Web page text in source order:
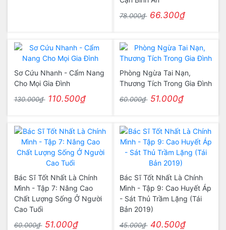
78.000₫ 66.300₫
Sơ Cứu Nhanh - Cẩm Nang
Cho Mọi Gia Đình
130.000₫ 110.500₫
Phòng Ngừa Tai Nạn,
Thương Tích Trong Gia Đình
60.000₫ 51.000₫
Bác Sĩ Tốt Nhất Là Chính
Mình - Tập 7: Nâng Cao
Chất Lượng Sống Ở Người
Cao Tuổi
60.000₫ 51.000₫
Bác Sĩ Tốt Nhất Là Chính
Mình - Tập 9: Cao Huyết Áp
- Sát Thủ Trầm Lặng (Tái
Bản 2019)
45.000₫ 40.500₫